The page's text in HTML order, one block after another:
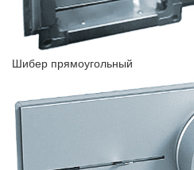
Шибер прямоугольный